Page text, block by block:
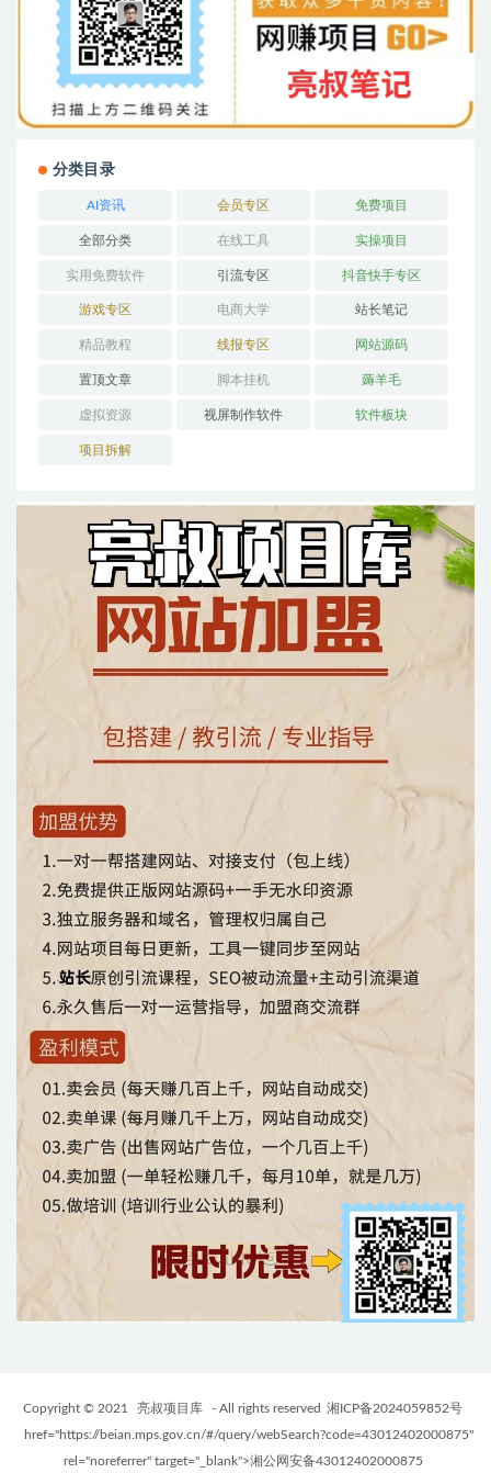
分类目录
AI资讯 会员专区 免费项目
全部分类 在线工具 实操项目
实用免费软件 引流专区 抖音快手专区
游戏专区 电商大学 站长笔记
精品教程 线报专区 网站源码
置顶文章 脚本挂机 薅羊毛
虚拟资源 视屏制作软件 软件板块
项目拆解
Copyright © 2021 亮叔项目库 - All rights reserved 湘ICP备2024059852号
href="https://beian.mps.gov.cn/#/query/webSearch?code=43012402000875"
rel="noreferrer" target="_blank">湘公网安备43012402000875